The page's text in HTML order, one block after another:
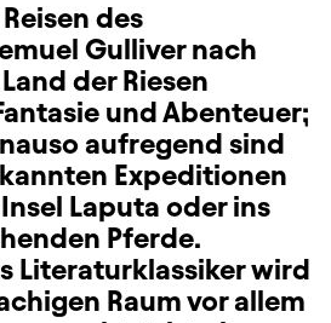
des
Gulliver nach
der Riesen
und Abenteuer;
aufregend sind
Expeditionen
Laputa oder ins
Pferde.
Literaturklassiker wird
Raum vor allem